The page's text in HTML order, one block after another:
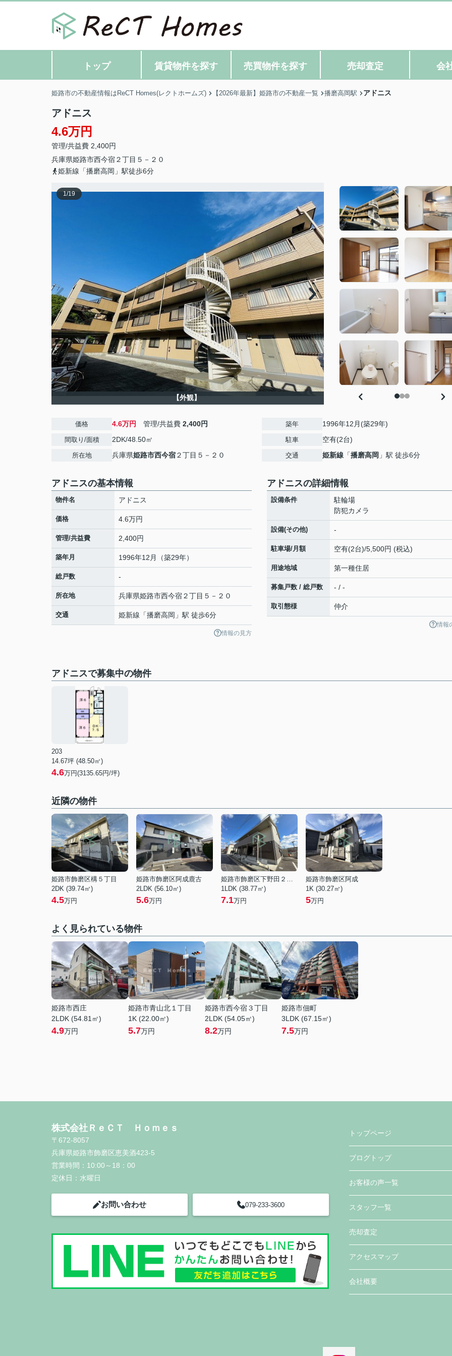
トップ 賃貸物件を探す 売買物件を探す 売却査定 会
姫路市の不動産情報はReCT Homes(レクトホームズ) 【2026年最新】姫路市の不動産一覧 播磨高岡駅 アドニス
アドニス
4.6万円
管理/共益費 2,400円
兵庫県姫路市西今宿２丁目５－２０
姫新線「播磨高岡」駅徒歩6分
1/19
【外観】
価格 4.6万円 管理/共益費 2,400円
間取り/面積 2DK/48.50㎡
所在地 兵庫県姫路市西今宿２丁目５－２０
築年 1996年12月(築29年)
駐車 空有(2台)
交通 姫新線 「播磨高岡 」駅 徒歩6分
アドニスの基本情報
物件名 アドニス
価格 4.6万円
管理/共益費 2,400円
築年月 1996年12月（築29年）
総戸数 -
所在地 兵庫県姫路市西今宿２丁目５－２０
交通 姫新線 「播磨高岡 」駅 徒歩6分
情報の見方
アドニスの詳細情報
設備条件
駐輪場
防犯カメラ
設備(その他) -
駐車場/月額 空有(2台)/5,500円 (税込)
用途地域 第一種住居
募集戸数 / 総戸数 - / -
取引態様 仲介
情報
アドニスで募集中の物件
203
14.67坪 (48.50㎡)
4.6万円(3135.65円/坪)
近隣の物件
姫路市飾磨区構５丁目
2DK (39.74㎡)
4.5万円
姫路市飾磨区阿成鹿古
2LDK (56.10㎡)
5.6万円
姫路市飾磨区下野田２丁目
1LDK (38.77㎡)
7.1万円
姫路市飾磨区阿成
1K (30.27㎡)
5万円
よく見られている物件
姫路市西庄
2LDK (54.81㎡)
4.9万円
姫路市青山北１丁目
1K (22.00㎡)
5.7万円
姫路市西今宿３丁目
2LDK (54.05㎡)
8.2万円
姫路市佃町
3LDK (67.15㎡)
7.5万円
株式会社ＲｅＣＴ Ｈｏｍｅｓ
〒672-8057
兵庫県姫路市飾磨区恵美酒423-5
営業時間： 10:00～18：00
定休日： 水曜日
お問い合わせ 079-233-3600
トップページ
ブログトップ
お客様の声一覧
スタッフ一覧
売却査定
アクセスマップ
会社概要